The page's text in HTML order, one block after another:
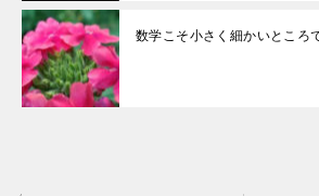
数学こそ小さく細かいところ